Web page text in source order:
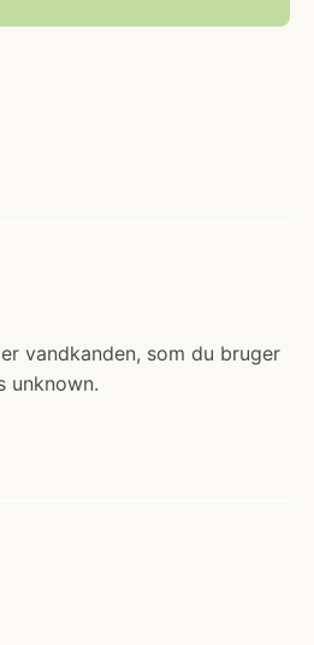
vandkanden, som du bruger
unknown.